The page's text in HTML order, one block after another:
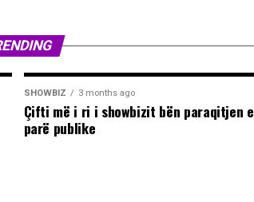
SHOWBIZ 3 months ago
Çifti më i ri i showbizit bën paraqitjen e
parë publike